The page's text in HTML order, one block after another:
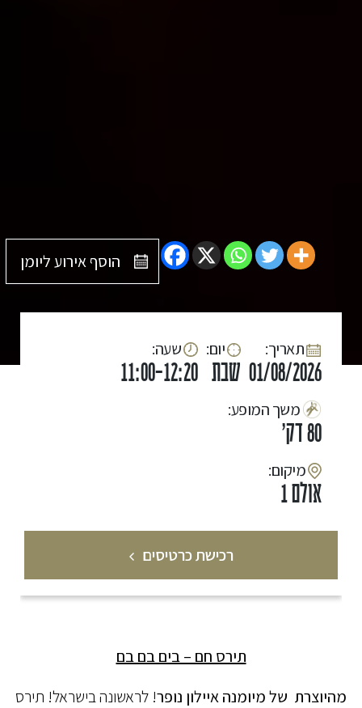
הוסף אירוע ליומן
:תאריך
01/08/2026
:יום
שבת
:שעה
11:00-12:20
:משך המופע
80 דק'
:מיקום
אולם 1
רכישת כרטיסים
תירס חם – בים בם בם
מהיוצרת שלמיומנה איילון נופר! לראשונה בישראל! תירס